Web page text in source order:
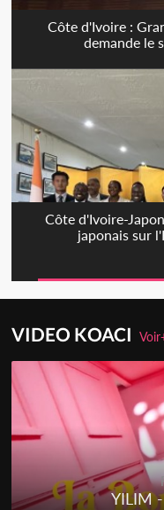
Côte d'Ivoire :
demande le
Côte d'Ivoire-
japonais sur
VIDEO KOACI
YILIM